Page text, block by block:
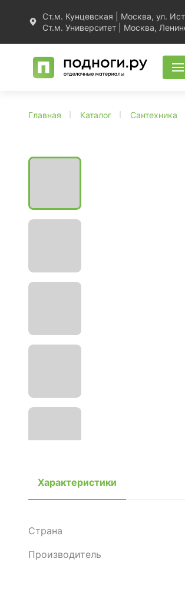
Ст.м. Кунцевская | Москва, ул.
Ст.м. Университет | Москва,
Главная Каталог Сантехника
Характеристики
Страна
Производитель